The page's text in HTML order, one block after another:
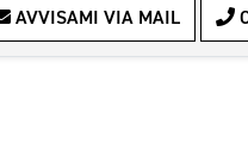
AVVISAMI VIA MAIL